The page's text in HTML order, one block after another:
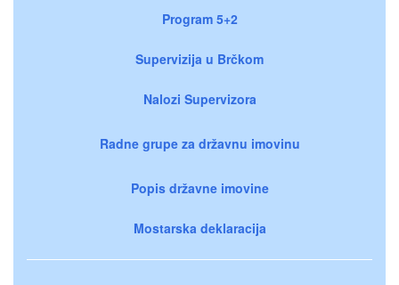
Program 5+2
Supervizija u Brčkom
Nalozi Supervizora
Radne grupe za državnu imovinu
Popis državne imovine
Mostarska deklaracija